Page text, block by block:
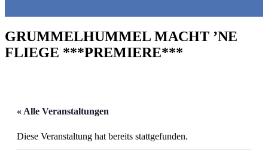
GRUMMELHUMMEL MACHT ’NE
FLIEGE ***PREMIERE***
« Alle Veranstaltungen
Diese Veranstaltung hat bereits stattgefunden.